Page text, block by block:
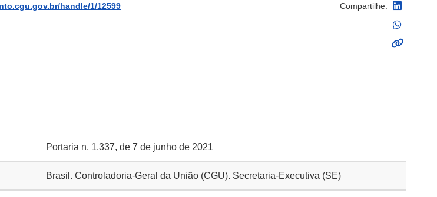
handle/1/12599 Compartilhe:
Portaria n. 1.337, de 7 de junho de 2021
Brasil. Controladoria-Geral da União (CGU). Secretaria-Executiva (SE)